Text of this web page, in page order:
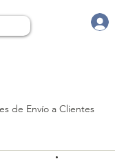
de Envío a Clientes